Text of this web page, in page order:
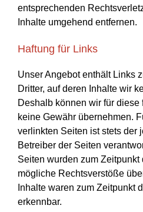
entsprechenden
Inhalte umgehend entfernen.
Haftung für Links
Unser Angebot enthält Links
Dritter, auf deren Inhalte wir
Deshalb können wir für diese
keine Gewähr übernehmen.
verlinkten Seiten ist stets der
Betreiber der Seiten
Seiten wurden zum Zeitpunkt
mögliche Rechtsverstöße
Inhalte waren zum Zeitpunkt
erkennbar.